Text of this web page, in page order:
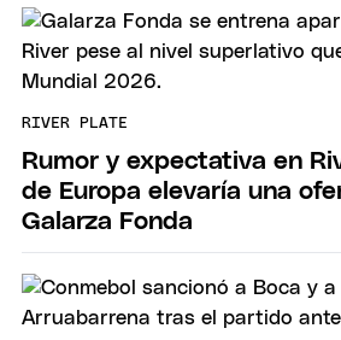
RIVER PLATE
Rumor y expectativa en
de Europa elevaría una
Galarza Fonda